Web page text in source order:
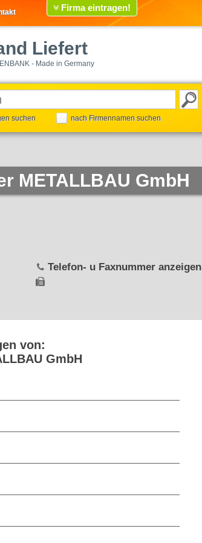
Firma eintragen!
Liefert
- Made in Germany
suchen nach Firmennamen suchen
METALLBAU GmbH
Telefon- u Faxnummer anzeigen
von:
GmbH